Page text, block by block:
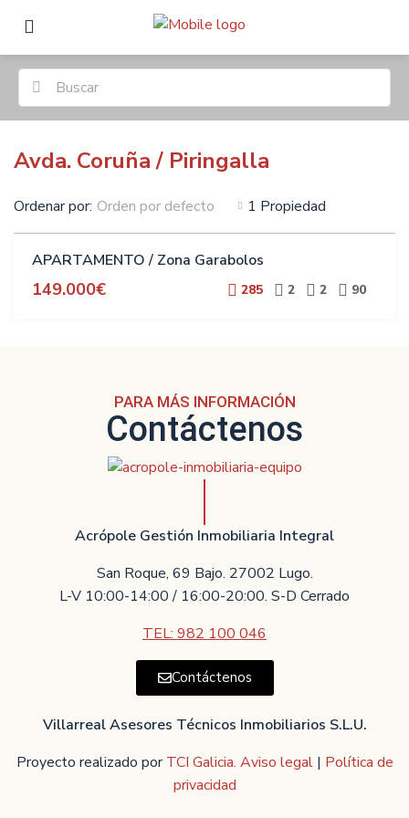
Avda. Coruña / Piringalla
1 Propiedad
Ordenar por: Orden por defecto
APARTAMENTO / Zona Garabolos
149.000€ 285 2 2 90
PARA MÁS INFORMACIÓN
Contáctenos
Acrópole Gestión Inmobiliaria Integral
San Roque, 69 Bajo. 27002 Lugo.
L-V 10:00-14:00 / 16:00-20:00. S-D Cerrado
TEL: 982 100 046
Contáctenos
Villarreal Asesores Técnicos Inmobiliarios S.L.U.
Proyecto realizado porTCI Galicia. Aviso legal | Política de
privacidad